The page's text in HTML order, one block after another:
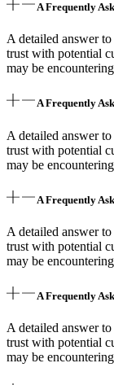
A Frequently
A detailed answer
trust with potential
may be encountering
A Frequently
A detailed answer
trust with potential
may be encountering
A Frequently
A detailed answer
trust with potential
may be encountering
A Frequently
A detailed answer
trust with potential
may be encountering